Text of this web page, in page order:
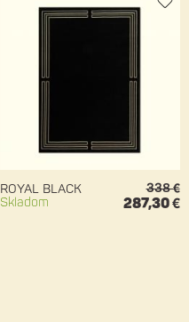
ROYAL BLACK
Skladom
338 €
287,30 €